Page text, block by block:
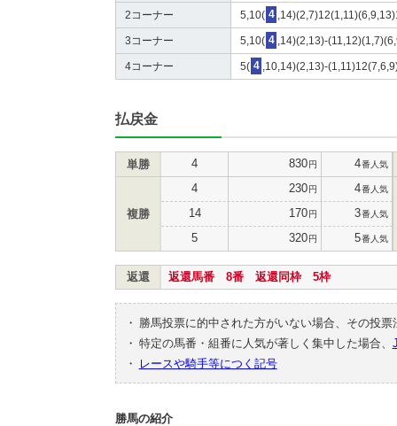
2コーナー 5,10( 4
3コーナー 5,10( 4 ,14)(2,13)-
4コーナー 5( 4 ,10,14)(2,13)-
払戻金
単勝 4 830円 4番人気
複勝
4 230円 4番人気
14 170円 3番人気
5 320円 5番人気
返還 返還馬番 8番 返還同枠 5枠
・
勝馬投票に的中された方がいない場合、その投
・ 特定の馬番・組番に人気が著しく集中した場合、
・
レースや騎手等につく記号
勝馬の紹介